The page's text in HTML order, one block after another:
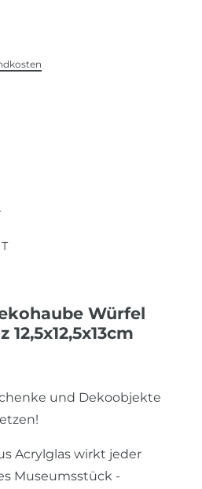
Würfel
und Dekoobjekte
Acrylglas wirkt jeder
Museumsstück -